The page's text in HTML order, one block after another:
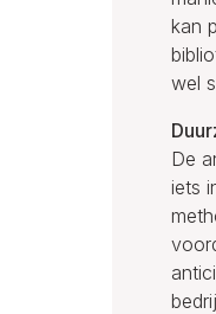
kan
wel
De
iets